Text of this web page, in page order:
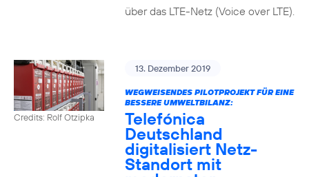
über das LTE-Netz (Voice over LTE).
Credits: Rolf Otzipka
13. Dezember 2019
WEGWEISENDES PILOTPROJEKT FÜR EINE
BESSERE UMWELTBILANZ:
Telefónica
Deutschland
digitalisiert Netz-
Standort mit